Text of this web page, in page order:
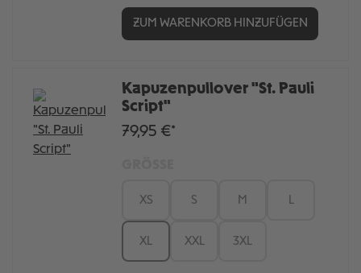
ZUM WARENKORB HINZUFÜGEN
Kapuzenpullover "St. Pauli
Script"
79,95 €*
XS S M
XL XXL 3XL